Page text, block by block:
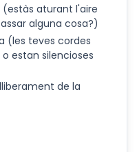
aturant l'aire
alguna cosa?)
(les teves cordes
estan silencioses
de la